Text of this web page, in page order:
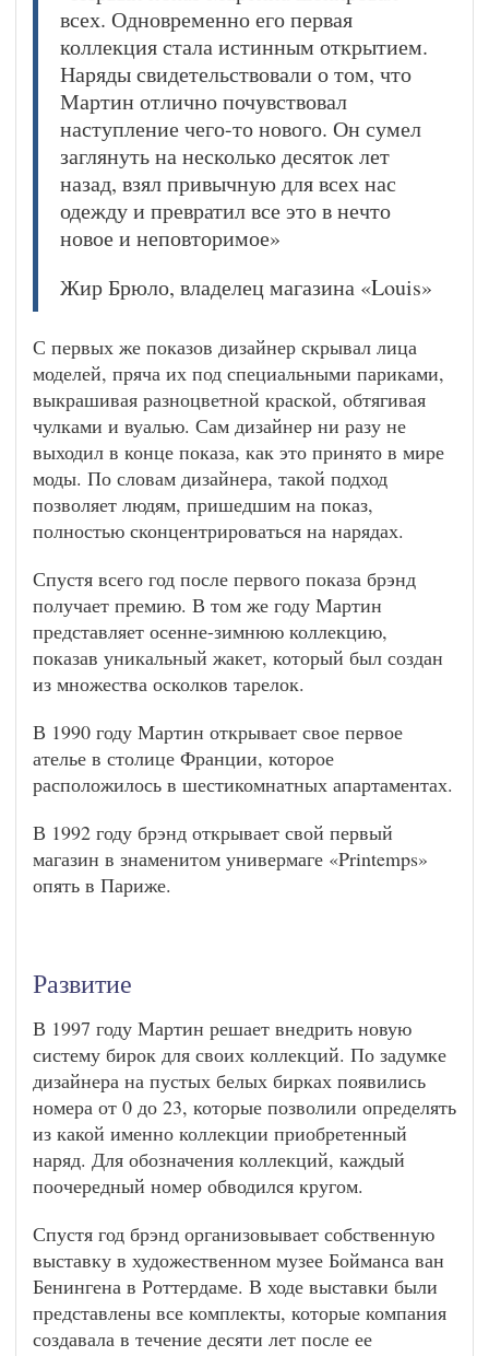
всех. Одновременно его первая
коллекция стала истинным открытием.
Наряды свидетельствовали о том, что
Мартин отлично почувствовал
наступление чего-то нового. Он сумел
заглянуть на несколько десяток лет
назад, взял привычную для всех нас
одежду и превратил все это в нечто
новое и неповторимое»
Жир Брюло, владелец магазина «Louis»
С первых же показов дизайнер скрывал лица
моделей, пряча их под специальными париками,
выкрашивая разноцветной краской, обтягивая
чулками и вуалью. Сам дизайнер ни разу не
выходил в конце показа, как это принято в мире
моды. По словам дизайнера, такой подход
позволяет людям, пришедшим на показ,
полностью сконцентрироваться на нарядах.
Спустя всего год после первого показа брэнд
получает премию. В том же году Мартин
представляет осенне-зимнюю коллекцию,
показав уникальный жакет, который был создан
из множества осколков тарелок.
В 1990 году Мартин открывает свое первое
ателье в столице Франции, которое
расположилось в шестикомнатных апартаментах.
В 1992 году брэнд открывает свой первый
магазин в знаменитом универмаге «Printemps»
опять в Париже.
Развитие
В 1997 году Мартин решает внедрить новую
систему бирок для своих коллекций. По задумке
дизайнера на пустых белых бирках появились
номера от 0 до 23, которые позволили определять
из какой именно коллекции приобретенный
наряд. Для обозначения коллекций, каждый
поочередный номер обводился кругом.
Спустя год брэнд организовывает собственную
выставку в художественном музее Бойманса ван
Бенингена в Роттердаме. В ходе выставки были
представлены все комплекты, которые компания
создавала в течение десяти лет после ее